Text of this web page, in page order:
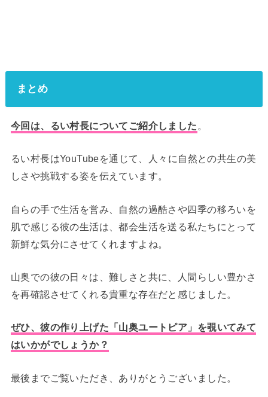
まとめ
今回は、るい村長についてご紹介しました 。
るい村長はYouTubeを通じて、人々に自然との共生の美
しさや挑戦する姿を伝えています。
自らの手で生活を営み、自然の過酷さや四季の移ろいを
肌で感じる彼の生活は、都会生活を送る私たちにとって
新鮮な気分にさせてくれますよね。
山奥での彼の日々は、難しさと共に、人間らしい豊かさ
を再確認させてくれる貴重な存在だと感じました。
ぜひ、彼の作り上げた「山奥ユートピア」を覗いてみて
はいかがでしょうか？
最後までご覧いただき、ありがとうございました。